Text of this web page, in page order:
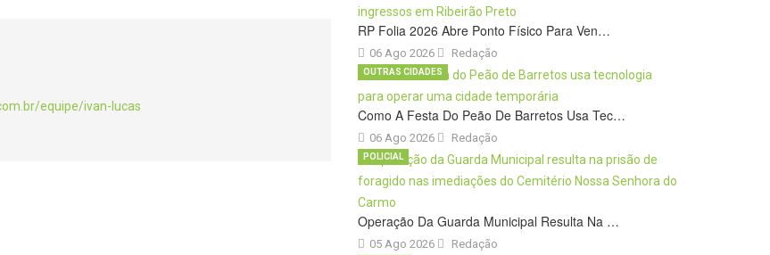
equipe/ivan-lucas
RP Folia 2026 Abre Ponto Físico Para Ven…
06 Ago 2026 Redação
Como A Festa Do Peão De Barretos Usa Tec…
06 Ago 2026
OUTRAS CIDADES
Redação
Operação Da Guarda Municipal Resulta Na …
05 Ago 2026
POLICIAL
Redação